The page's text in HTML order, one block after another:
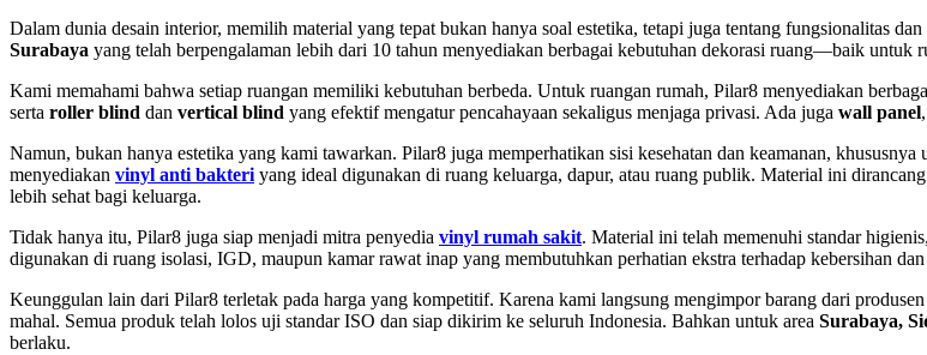
Dalam dunia desain interior, memilih material yang tepat bukan hanya soal estetika, tetapi juga tentang fungsionalitas
Surabaya yang telah berpengalaman lebih dari 10 tahun menyediakan berbagai kebutuhan dekorasi ruang—baik untuk
Kami memahami bahwa setiap ruangan memiliki kebutuhan berbeda. Untuk ruangan rumah, Pilar8 menyediakan
serta roller blind dan vertical blind yang efektif mengatur pencahayaan sekaligus menjaga privasi. Ada juga wall panel,
Namun, bukan hanya estetika yang kami tawarkan. Pilar8 juga memperhatikan sisi kesehatan dan keamanan,
menyediakan vinyl anti bakteri yang ideal digunakan di ruang keluarga, dapur, atau ruang publik. Material ini
lebih sehat bagi keluarga.
Tidak hanya itu, Pilar8 juga siap menjadi mitra penyedia vinyl rumah sakit. Material ini telah memenuhi standar
digunakan di ruang isolasi, IGD, maupun kamar rawat inap yang membutuhkan perhatian ekstra terhadap kebersihan
Keunggulan lain dari Pilar8 terletak pada harga yang kompetitif. Karena kami langsung mengimpor barang dari
mahal. Semua produk telah lolos uji standar ISO dan siap dikirim ke seluruh Indonesia. Bahkan untuk area Surabaya,
berlaku.